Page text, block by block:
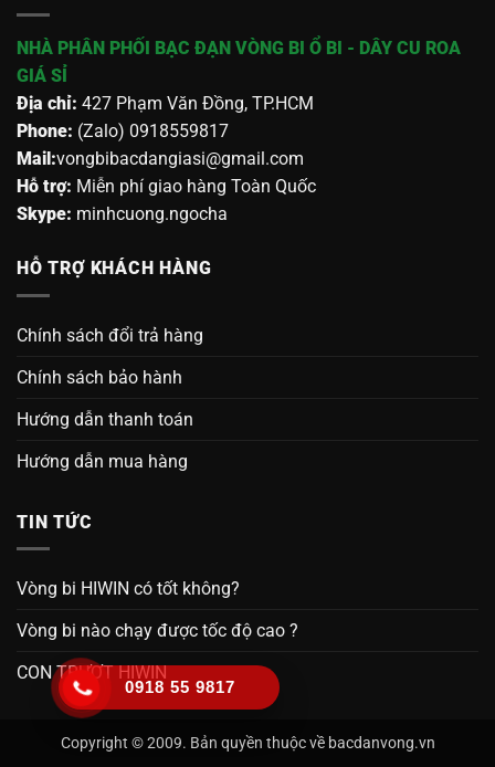
NHÀ PHÂN PHỐI BẠC ĐẠN VÒNG BI Ổ BI - DÂY CU ROA
GIÁ SỈ
Địa chỉ: 427 Phạm Văn Đồng, TP.HCM
Phone: (Zalo) 0918559817
Mail:vongbibacdangiasi@gmail.com
Hỗ trợ: Miễn phí giao hàng Toàn Quốc
Skype: minhcuong.ngocha
HỖ TRỢ KHÁCH HÀNG
Chính sách đổi trả hàng
Chính sách bảo hành
Hướng dẫn thanh toán
Hướng dẫn mua hàng
TIN TỨC
Vòng bi HIWIN có tốt không?
Vòng bi nào chạy được tốc độ cao ?
CON TRƯỢT HIWIN
Copyright © 2009. Bản quyền thuộc về bacdanvong.vn
0918 55 9817